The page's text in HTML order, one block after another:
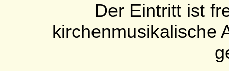
Der Eintritt ist
kirchenmusikalische